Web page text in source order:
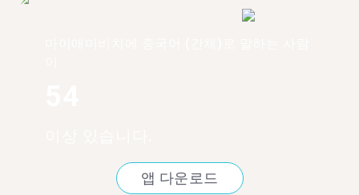
앱 다운로드